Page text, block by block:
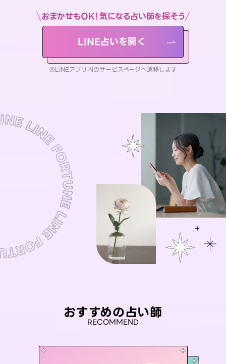
おまかせもOK！気になる占い師を探そう
LINE占いを開く
※LINEアプリ内のサービスページへ遷移します
おすすめの占い師
RECOMMEND